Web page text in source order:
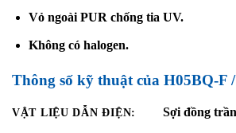
Vỏ ngoài PUR chống tia UV.
Không có halogen.
Thông số kỹ thuậtcủa H05BQ-F /
VẬT LIỆU DẪN ĐIỆN: Sợi đồng trần